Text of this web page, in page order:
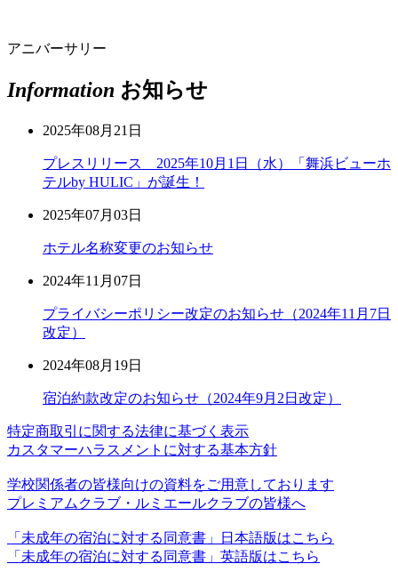
アニバーサリー
Information お知らせ
2025年08月21日
プレスリリース 2025年10月1日（水）「舞浜ビューホ
テルby HULIC」が誕生！
2025年07月03日
ホテル名称変更のお知らせ
2024年11月07日
プライバシーポリシー改定のお知らせ（2024年11月7日
改定）
2024年08月19日
宿泊約款改定のお知らせ（2024年9月2日改定）
特定商取引に関する法律に基づく表示
カスタマーハラスメントに対する基本方針
学校関係者の皆様向けの資料をご用意しております
プレミアムクラブ・ルミエールクラブの皆様へ
「未成年の宿泊に対する同意書」日本語版はこちら
「未成年の宿泊に対する同意書」英語版はこちら